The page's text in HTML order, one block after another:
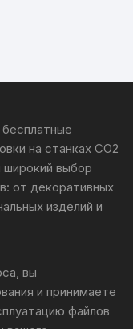
на станках CO2
выбор
от декоративных
изделий и
вы
и принимаете
файлов